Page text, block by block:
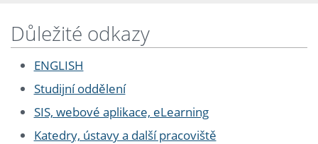
Důležité odkazy
ENGLISH
Studijní oddělení
SIS, webové aplikace, eLearning
Katedry, ústavy a další pracoviště